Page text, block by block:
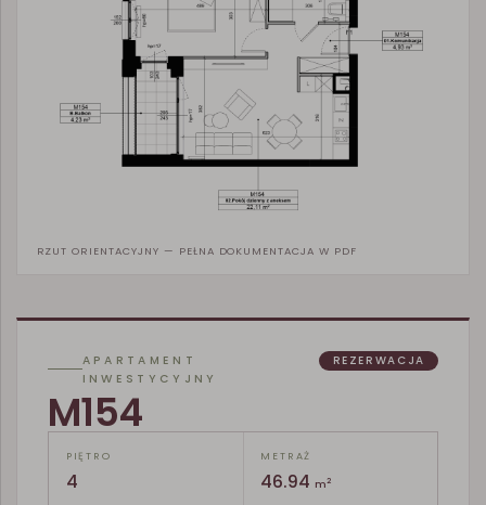
RZUT ORIENTACYJNY — PEŁNA DOKUMENTACJA W PDF
APARTAMENT
INWESTYCYJNY
M154
REZERWACJA
PIĘTRO
4
METRAŻ
46.94 m2